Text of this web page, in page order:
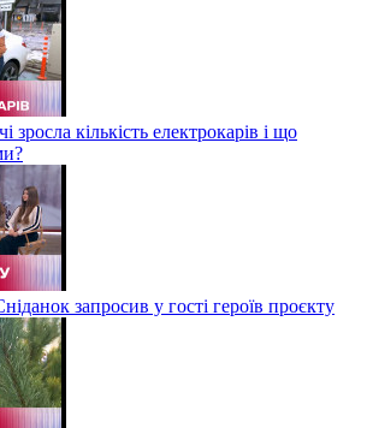
зросла кількість електрокарів і що
запросив у гості героїв проєкту